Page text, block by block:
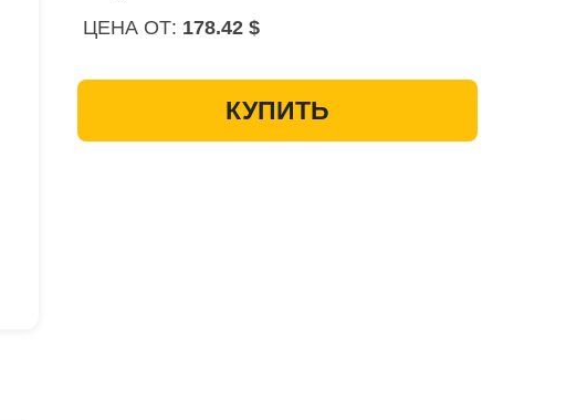
ЦЕНА ОТ: 178.42 $
КУПИТЬ